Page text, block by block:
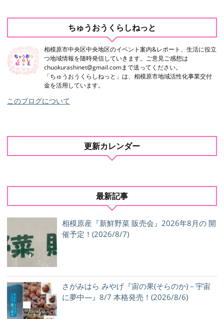
ちゅうおうくらしねっと
相模原市中央区中央地区のイベント案内&レポート、生活に役立
つ地域情報を随時発信していきます。ご意見ご感想は
chuokurashinet@gmail.comまで送ってください。
「ちゅうおうくらしねっと」は、相模原市地域活性化事業交付
金を活用しています。
このブログについて
更新カレンダー
最新記事
相模原産『新鮮野菜 販売会』2026年8月の 開
催予定！(2026/8/7)
さがみはら みやげ『宙の果(そらのか)－宇宙
に夢中―』8/7 本格発売！(2026/8/6)